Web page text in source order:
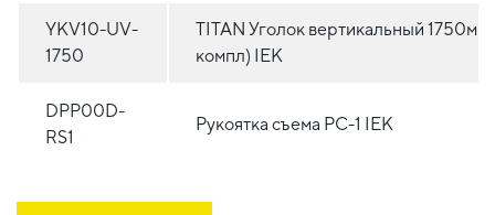
YKV10-UV-
1750
TITAN Уголок вертикальный 1750мм
компл) IEK
DPP00D-
RS1
Рукоятка съема РС-1 IEK